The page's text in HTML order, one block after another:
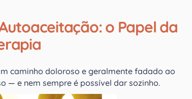
o Papel da
caminho doloroso e geralmente fadado ao
— e nem sempre é possível dar sozinho.